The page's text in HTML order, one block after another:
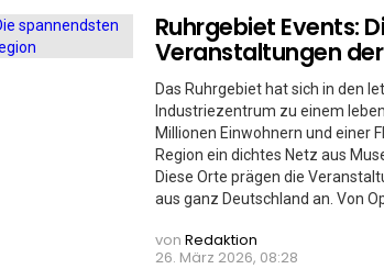
Ruhrgebiet Events:
Veranstaltungen
Das Ruhrgebiet hat sich in den
Industriezentrum zu einem
Millionen Einwohnern und einer
Region ein dichtes Netz aus
Diese Orte prägen die
aus ganz Deutschland an. Von
von Redaktion
26. März 2026, 08:28